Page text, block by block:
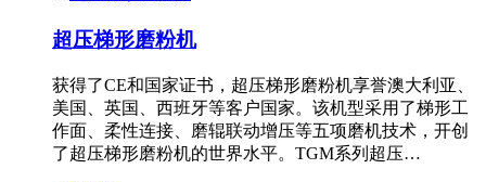
超压梯形磨粉机
获得了CE和国家证书，超压梯形磨粉机享誉澳大利亚、
美国、英国、西班牙等客户国家。该机型采用了梯形工
作面、柔性连接、磨辊联动增压等五项磨机技术，开创
了超压梯形磨粉机的世界水平。TGM系列超压…